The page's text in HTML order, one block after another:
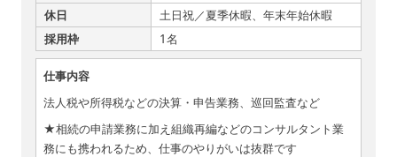
休日
土日祝／夏季休暇、年末年始休暇
採用枠
1名
仕事内容
法人税や所得税などの決算・申告業務、巡回監査など
★相続の申請業務に加え組織再編などのコンサルタント業
務にも携われるため、仕事のやりがいは抜群です